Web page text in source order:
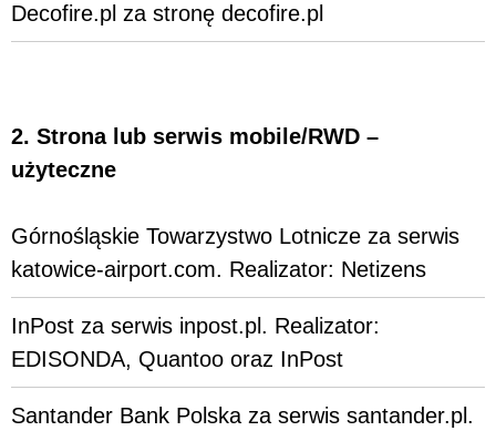
Decofire.pl za stronę decofire.pl
2. Strona lub serwis mobile/RWD –
użyteczne
Górnośląskie Towarzystwo Lotnicze za serwis
katowice-airport.com. Realizator: Netizens
InPost za serwis inpost.pl. Realizator:
EDISONDA, Quantoo oraz InPost
Santander Bank Polska za serwis santander.pl.